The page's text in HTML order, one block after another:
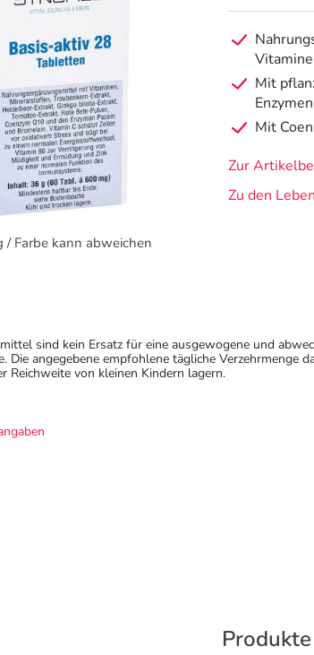
/ Farbe kann abweichen
Mit
Mit
Zur
Zu den
sind kein Ersatz für eine ausgewogene und
Die angegebene empfohlene tägliche Verzehrmenge
Reichweite von kleinen Kindern lagern.